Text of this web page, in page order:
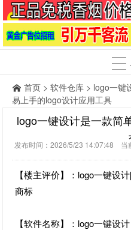
首页 > 软件仓库 > logo一键
易上手的logo设计应用工具
logo一键设计是一款简
发布时间：2026/5/23 14:07:48 当
【楼主评价】：logo一键设
商标
【软件名称】：logo一键设